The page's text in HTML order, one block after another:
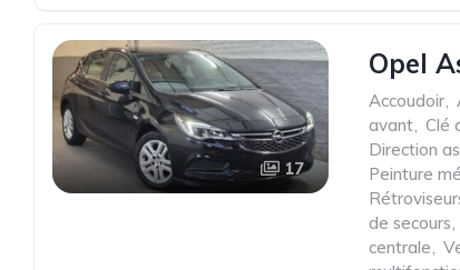
17
Opel
Accoudoir,
avant, Clé
Direction
Peinture
de secours,
centrale,